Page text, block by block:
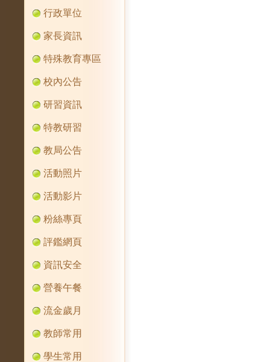
行政單位
家長資訊
特殊教育專區
校內公告
研習資訊
特教研習
教局公告
活動照片
活動影片
粉絲專頁
評鑑網頁
資訊安全
營養午餐
流金歲月
教師常用
學生常用